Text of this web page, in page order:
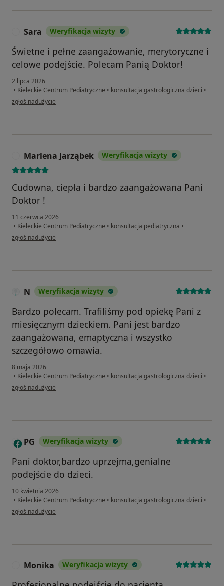
Sara Weryfikacja wizyty
Świetne i pełne zaangażowanie, merytoryczne i
celowe podejście. Polecam Panią Doktor!
2 lipca 2026
• Kieleckie Centrum Pediatryczne • konsultacja gastrologiczna dzieci •
w opinii użytkownika Sara
zgłoś nadużycie
Marlena Jarząbek Weryfikacja wizyty
Cudowna, ciepła i bardzo zaangażowana Pani
Doktor !
11 czerwca 2026
• Kieleckie Centrum Pediatryczne • konsultacja pediatryczna •
w opinii użytkownika Marlena Jarząbek
zgłoś nadużycie
N Weryfikacja wizyty
Bardzo polecam. Trafiliśmy pod opiekę Pani z
miesięcznym dzieckiem. Pani jest bardzo
zaangażowana, emaptyczna i wszystko
szczegółowo omawia.
8 maja 2026
• Kieleckie Centrum Pediatryczne • konsultacja gastrologiczna dzieci •
w opinii użytkownika N
zgłoś nadużycie
P PG Weryfikacja wizyty
Pani doktor,bardzo uprzejma,genialne
podejście do dzieci.
10 kwietnia 2026
• Kieleckie Centrum Pediatryczne • konsultacja gastrologiczna dzieci •
w opinii użytkownika PG
zgłoś nadużycie
Monika Weryfikacja wizyty